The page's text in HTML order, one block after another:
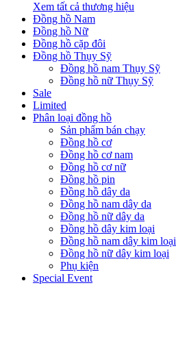
Xem tất cả thương hiệu
Đồng hồ Nam
Đồng hồ Nữ
Đồng hồ cặp đôi
Đồng hồ Thụy Sỹ
Đồng hồ nam Thụy Sỹ
Đồng hồ nữ Thụy Sỹ
Sale
Limited
Phân loại đồng hồ
Sản phẩm bán chạy
Đồng hồ cơ
Đồng hồ cơ nam
Đồng hồ cơ nữ
Đồng hồ pin
Đồng hồ dây da
Đồng hồ nam dây da
Đồng hồ nữ dây da
Đồng hồ dây kim loại
Đồng hồ nam dây kim loại
Đồng hồ nữ dây kim loại
Phụ kiện
Special Event